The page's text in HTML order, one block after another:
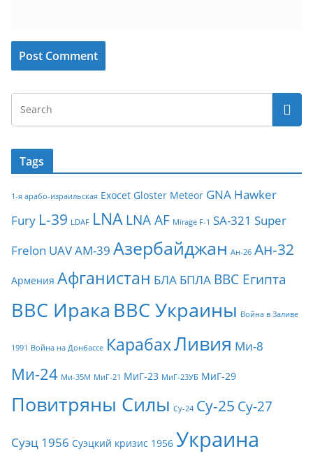
Tags
1-я арабо-израильская Exocet Gloster Meteor GNA Hawker
Fury L-39 LDAF LNA LNA AF Mirage F-1 SA-321 Super
Frelon UAVАМ-39 Азербайджан Ан-26 Ан-32
Армения Афганистан БЛА БПЛА ВВС Египта
ВВС Ирака ВВС Украины Война в Заливе
1991 Война на Донбассе КарабахЛивия Ми-8
Ми-24 Ми-35М МиГ-21 МиГ-23 МиГ-23УБ МиГ-29
Повитряны Силы Су-24 Су-25 Су-27
Суэц 1956 Суэцкий кризис 1956 Украина